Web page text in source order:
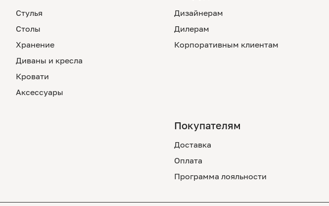
Стулья
Столы
Хранение
Диваны и кресла
Кровати
Аксессуары
Дизайнерам
Дилерам
Корпоративным клиентам
Покупателям
Доставка
Оплата
Программа лояльности